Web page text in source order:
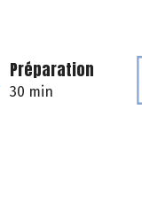
Préparation
30 min